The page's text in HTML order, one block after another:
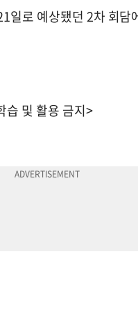
일로 예상됐던 2차 회담
습 및 활용 금지>